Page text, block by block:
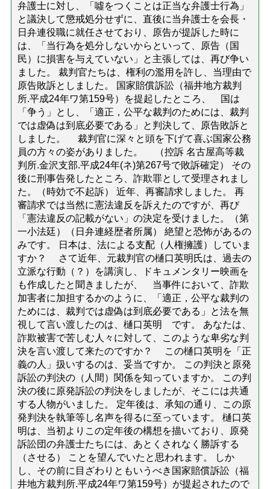
弁護士に対し、「噓をつくことは正当な弁護士行為」
と議決して懲戒処分せずに、直後に当弁護士を会長・
日弁連役職に就任させており、原告が提訴した時に
は、「当行為を処分しないからといって、原告（国
民）に損害を与えていない」と主張しては、再び争い
ました。 裁判官たちは、権利の濫用を許し、当理由で
原告敗訴としました。 国家賠償訴訟（福井地方裁判
所.平成24年ワ第159号）を提起したところ、 国は
「争う」とし、「適正，公平な裁判のためには、裁判
では虚偽は到底必要である」と判決して、原告敗訴と
しました。 裁判官に深々と頭を下げて喜ぶ国家公務
員の方々の姿がありました。 （控訴 名古屋高等裁
判所.金沢支部.平成24年(ネ)第267号で敗訴確定） その
後に刑事告発したところ、詐欺罪として受理されまし
た。（時効で不起訴） 近年、再審請求しました。 再
審請求では当然に憲法違反を訴えたのですが、再び
「憲法違反の記載がない」の決定を受けました。（第
一小法廷）（日弁連経歴者所属） 絶望と恐怖があるの
みです。 日本は、法による支配（人権擁護）していま
すか？ さて近年、元裁判官の樋口英明氏は、過去の
立派な行動（？）を講演し、ドキュメンタリー映画を
も作成したと聞きましたが、 当事件において、詐欺
加害者に加担するかのように、「適正，公平な裁判の
ためには、裁判では虚偽は到底必要である」と法を無
視して言い渡したのは、樋口英明 です。 あなたは、
詐欺被害で苦しむ人々に対して、このような卑劣な判
決を言い渡して来たのですか？ この樋口英明を「正
義の人」扱いするのは、妥当ですか。 この判決と原発
訴訟の判決の（人間）関係を知っていますか。 この判
決の後に原発訴訟の判決をしましたが、そこには共通
する人物がいました。 定年後は、承知の通り、この原
発判決を執筆等し名声を得るに至っています。 樋口英
明は、当初よりこの定年後の構想を描いており、原発
訴訟団の弁護士たちには、あとくされなく勝訴する
（させる） ことを望んでいたと思われます。 しか
し、その前に目ざわりともいうべき国家賠償訴訟（福
井地方裁判所.平成24年ワ第159号）が提起されたので